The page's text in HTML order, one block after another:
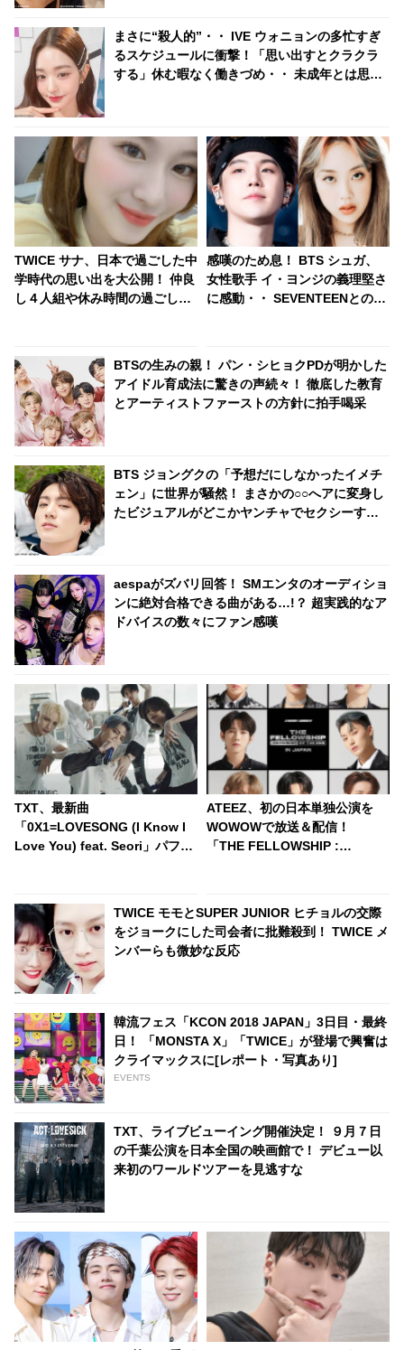
まさに“殺人的”・・ IVE ウォニョンの多忙すぎ
るスケジュールに衝撃！「思い出すとクラクラ
する」休む暇なく働きづめ・・ 未成年とは思え
TWICE サナ、日本で過ごした中
学時代の思い出を大公開！ 仲良
し４人組や休み時間の過ごし方
感嘆のため息！ BTS シュガ、
女性歌手 イ・ヨンジの義理堅さ
に感動・・ SEVENTEENとのコ
BTSの生みの親！ パン・シヒョクPDが明かした
アイドル育成法に驚きの声続々！ 徹底した教育
とアーティストファーストの方針に拍手喝采
BTS ジョングクの「予想だにしなかったイメチ
ェン」に世界が騒然！ まさかの○○へアに変身し
たビジュアルがどこかヤンチャでセクシーすぎ
aespaがズバリ回答！ SMエンタのオーディショ
ンに絶対合格できる曲がある…!？ 超実践的なア
ドバイスの数々にファン感嘆
TXT、最新曲
「0X1=LOVESONG (I Know I
Love You) feat. Seori」パフォ
ラインまで生かした完成度の高
いパフォーマンスを実現
ATEEZ、初の日本単独公演を
WOWOWで放送＆配信！
「THE FELLOWSHIP :
TWICE モモとSUPER JUNIOR ヒチョルの交際
をジョークにした司会者に批難殺到！ TWICE メ
ンバーらも微妙な反応
韓流フェス「KCON 2018 JAPAN」3日目・最終
日！ 「MONSTA X」「TWICE」が登場で興奮は
クライマックスに[レポート・写真あり]
EVENTS
TXT、ライブビューイング開催決定！ ９月７日
の千葉公演を日本全国の映画館で！ デビュー以
来初のワールドツアーを見逃すな